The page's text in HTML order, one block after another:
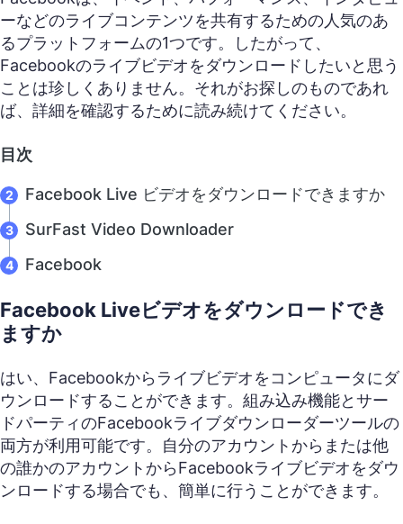
ーなどのライブコンテンツを共有するための人気のあ
るプラットフォームの1つです。したがって、
Facebookのライブビデオをダウンロードしたいと思う
ことは珍しくありません。それがお探しのものであれ
ば、詳細を確認するために読み続けてください。
目次
Facebook Live ビデオをダウンロードできますか
SurFast Video Downloader
Facebook
Facebook Liveビデオをダウンロードでき
ますか
はい、Facebookからライブビデオをコンピュータにダ
ウンロードすることができます。組み込み機能とサー
ドパーティのFacebookライブダウンローダーツールの
両方が利用可能です。自分のアカウントからまたは他
の誰かのアカウントからFacebookライブビデオをダウ
ンロードする場合でも、簡単に行うことができます。